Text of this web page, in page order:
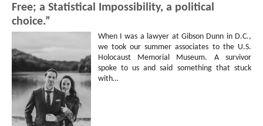
Free; a Statistical Impossibility, a political
choice.”
When I was a lawyer at Gibson Dunn in D.C.,
we took our summer associates to the U.S.
Holocaust Memorial Museum. A survivor
spoke to us and said something that stuck
with…